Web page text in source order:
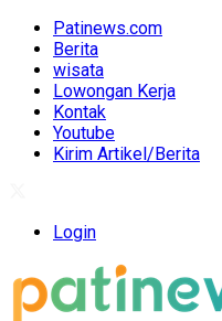
Patinews.com
Berita
wisata
Lowongan Kerja
Kontak
Youtube
Kirim Artikel/Berita
Login